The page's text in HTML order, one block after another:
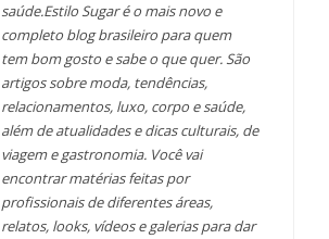
saúde.Estilo Sugar é o mais novo e
completo blog brasileiro para quem
tem bom gosto e sabe o que quer. São
artigos sobre moda, tendências,
relacionamentos, luxo, corpo e saúde,
além de atualidades e dicas culturais, de
viagem e gastronomia. Você vai
encontrar matérias feitas por
profissionais de diferentes áreas,
relatos, looks, vídeos e galerias para dar